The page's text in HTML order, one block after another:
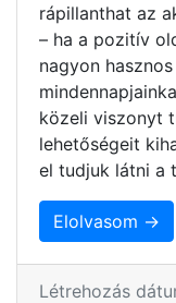
rápillanthat az
– ha a pozitív
nagyon
közeli viszonyt
lehetőségeit
el tudjuk látni a
Elolvasom →
Létrehozás